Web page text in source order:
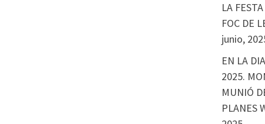
LA
FOC DE
junio,
EN LA
2025.
MUNIÓ
PLANES